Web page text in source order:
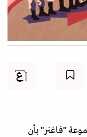
"فاغنر" بأن